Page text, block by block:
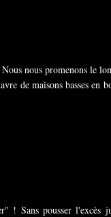
nous promenons le
de maisons basses en
! Sans pousser l'excès